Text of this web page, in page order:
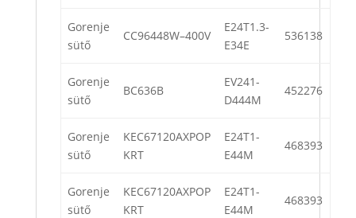
Gorenje
sütő
CC96448W–400V
E24T1.3-
E34E
536138
Gorenje
sütő
BC636B
EV241-
D444M
452276
Gorenje
sütő
KEC67120AXPOP
KRT
E24T1-
E44M
468393
Gorenje
sütő
KEC67120AXPOP
KRT
E24T1-
E44M
468393